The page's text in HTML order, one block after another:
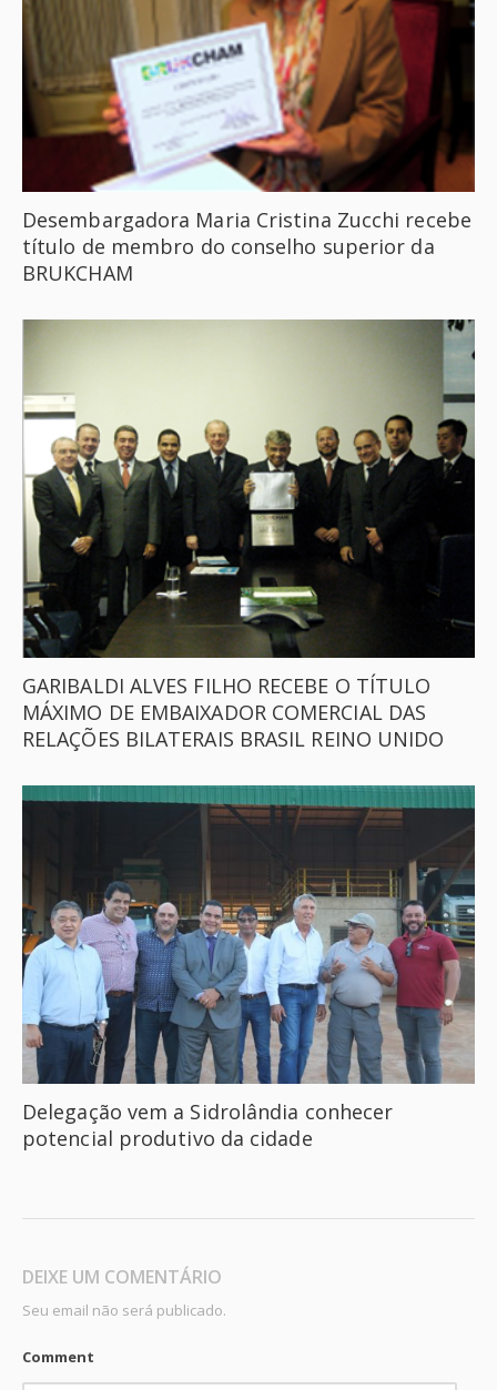
Desembargadora Maria Cristina Zucchi recebe
título de membro do conselho superior da
BRUKCHAM
GARIBALDI ALVES FILHO RECEBE O TÍTULO
MÁXIMO DE EMBAIXADOR COMERCIAL DAS
RELAÇÕES BILATERAIS BRASIL REINO UNIDO
Delegação vem a Sidrolândia conhecer
potencial produtivo da cidade
DEIXE UM COMENTÁRIO
Seu email não será publicado.
Comment